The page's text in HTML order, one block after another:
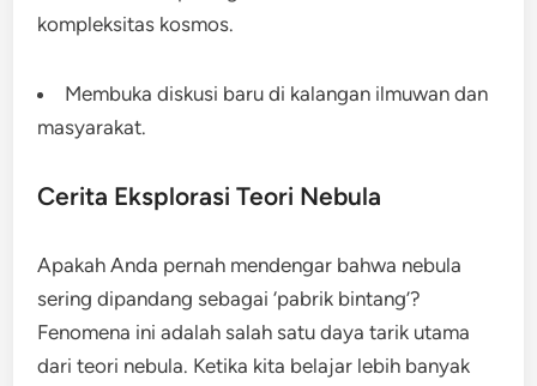
kompleksitas kosmos.
Membuka diskusi baru di kalangan ilmuwan dan
masyarakat.
Cerita Eksplorasi Teori Nebula
Apakah Anda pernah mendengar bahwa nebula
sering dipandang sebagai ‘pabrik bintang’?
Fenomena ini adalah salah satu daya tarik utama
dari teori nebula. Ketika kita belajar lebih banyak